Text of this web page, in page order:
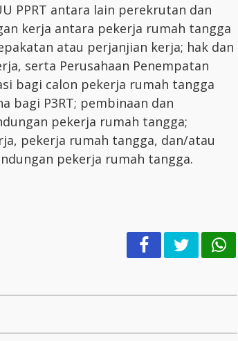
PPRT antara lain perekrutan dan
kerja antara pekerja rumah tangga
atau perjanjian kerja; hak dan
serta Perusahaan Penempatan
bagi calon pekerja rumah tangga
bagi P3RT; pembinaan dan
pekerja rumah tangga;
pekerja rumah tangga, dan/atau
pekerja rumah tangga.